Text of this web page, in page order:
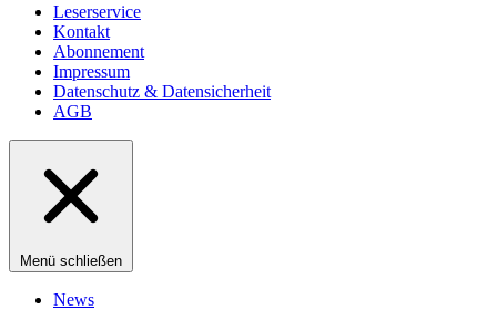
Leserservice
Kontakt
Abonnement
Impressum
Datenschutz & Datensicherheit
AGB
Menü schließen
News